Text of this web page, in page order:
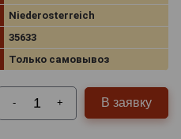
Niederosterreich
35633
Только самовывоз
- + В заявку